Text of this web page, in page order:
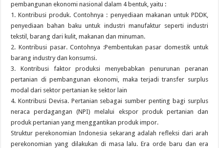
pembangunan ekonomi nasional dalam 4 bentuk, yaitu :
1. Kontribusi produk. Contohnya : penyediaan makanan untuk PDDK,
penyediaan bahan baku untuk industri manufaktur seperti industri
tekstil, barang dari kulit, makanan dan minuman.
2. Kontribusi pasar. Contohnya :Pembentukan pasar domestik untuk
barang industry dan konsumsi.
3. Kontribusi faktor produksi menyebabkan penurunan peranan
pertanian di pembangunan ekonomi, maka terjadi transfer surplus
modal dari sektor pertanian ke sektor lain
4. Kontribusi Devisa. Pertanian sebagai sumber penting bagi surplus
neraca perdagangan (NPI) melalui ekspor produk pertanian dan
produk pertanian yang menggantikan produk impor.
Struktur perekonomian Indonesia sekarang adalah refleksi dari arah
perekonomian yang dilakukan di masa lalu. Era orde baru dan era